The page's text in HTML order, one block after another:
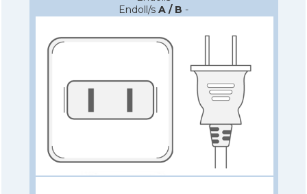
Endoll/s A / B -